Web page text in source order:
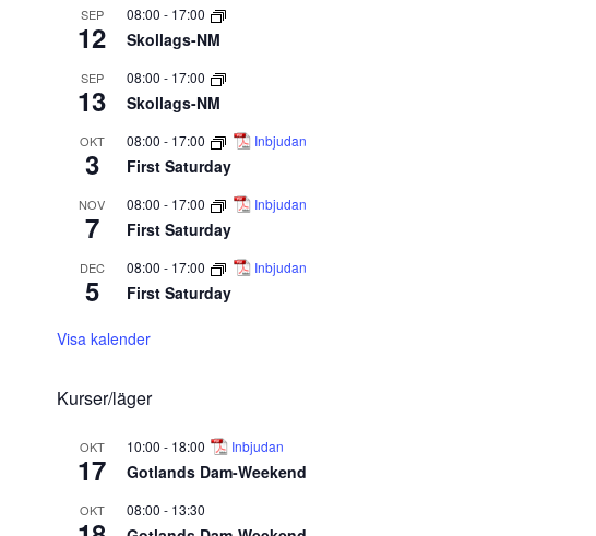
SEP
12
08:00 - 17:00
Skollags-NM
SEP
13
08:00 - 17:00
Skollags-NM
OKT
3
08:00 - 17:00 Inbjudan
First Saturday
NOV
7
08:00 - 17:00 Inbjudan
First Saturday
DEC
5
08:00 - 17:00 Inbjudan
First Saturday
Visa kalender
Kurser/läger
OKT
17
10:00 - 18:00 Inbjudan
Gotlands Dam-Weekend
OKT 08:00 - 13:30